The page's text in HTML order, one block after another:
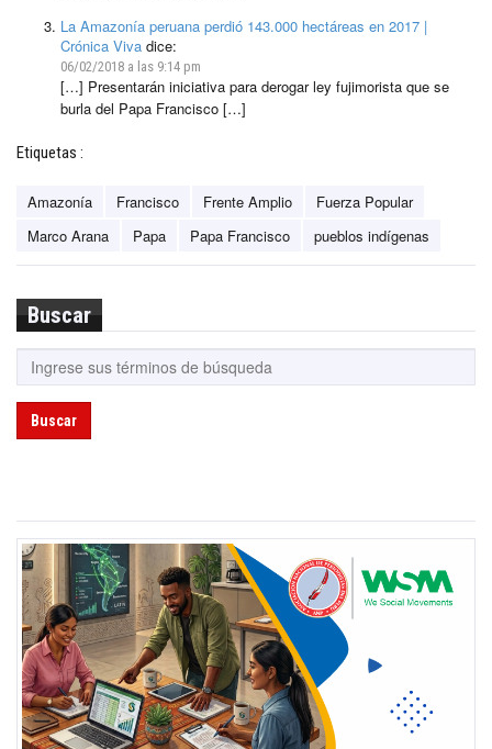
La Amazonía peruana perdió 143.000 hectáreas en 2017 |
Crónica Viva dice:
06/02/2018 a las 9:14 pm
[…] Presentarán iniciativa para derogar ley fujimorista que se
burla del Papa Francisco […]
Etiquetas :
Amazonía Francisco Frente Amplio
Fuerza Popular
Marco Arana
Papa Papa Francisco pueblos indígenas
Buscar
Buscar